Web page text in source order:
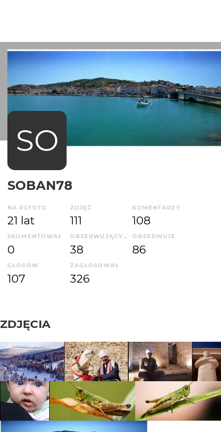
SO
SOBAN78
NA PLFOTO
21 lat
ZDJĘĆ
111
KOMENTARZY
108
SKOMENTOWAŁ
0
OBSERWUJĄCYCH
38
OBSERWUJE
86
GŁOSÓW
107
ZAGŁOSOWAŁ
326
ZDJĘCIA